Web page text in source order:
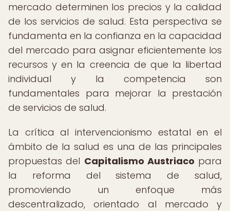
mercado determinen los precios y la calidad
de los servicios de salud. Esta perspectiva se
fundamenta en la confianza en la capacidad
del mercado para asignar eficientemente los
recursos y en la creencia de que la libertad
individual y la competencia son
fundamentales para mejorar la prestación
de servicios de salud.
La crítica al intervencionismo estatal en el
ámbito de la salud es una de las principales
propuestas del Capitalismo Austriaco para
la reforma del sistema de salud,
promoviendo un enfoque más
descentralizado, orientado al mercado y